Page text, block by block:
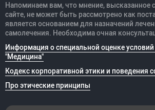
Напоминаем вам, что мнение, высказанное
сайте, не может быть рассмотрено как
является основанием для назначений
самолечения. Необходима очная
Информация о специальной оценке
"Медицина"
Кодекс корпоративной этики и поведения
Про этические принципы